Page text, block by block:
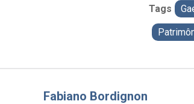
Tags
Misael Elias